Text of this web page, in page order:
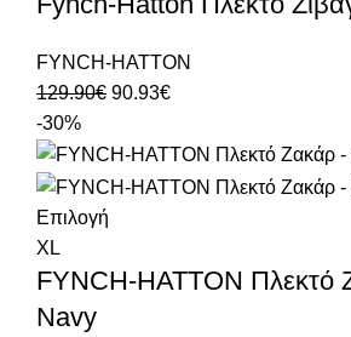
FYNCH-HATTON
129.90€ 90.93€
-30%
Επιλογή
XL
FYNCH-HATTON Πλεκτό
Navy